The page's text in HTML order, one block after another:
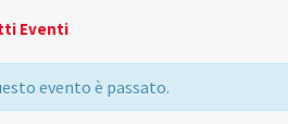
Eventi
evento è passato.